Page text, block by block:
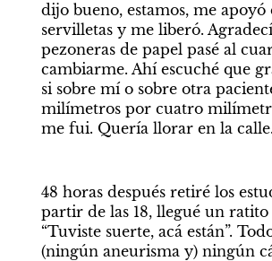
dijo bueno, estamos, me apoyó
servilletas y me liberó.
pezoneras de papel pasé al
cambiarme. Ahí escuché que
si sobre mí o sobre otra
milímetros por cuatro
me fui. Quería llorar en la calle.
48 horas después retiré los
partir de las 18, llegué un ratito
“Tuviste suerte, acá están”.
(ningún aneurisma y) ningún